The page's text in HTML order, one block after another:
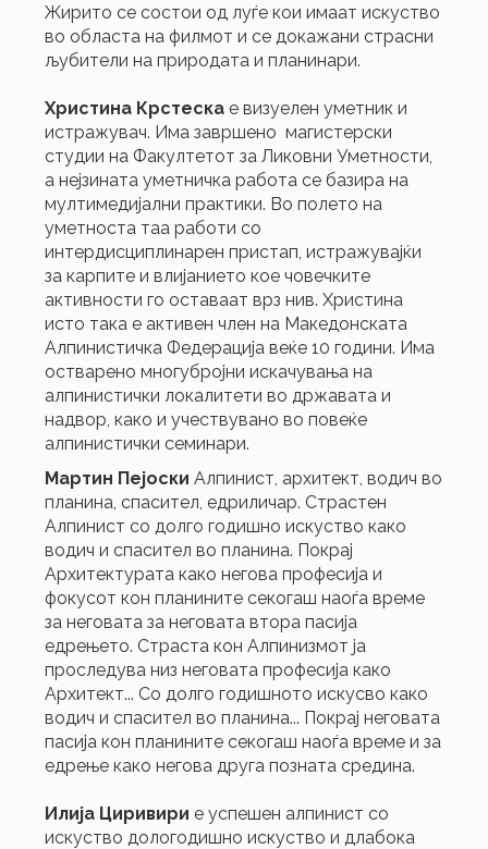
Жирито се состои од луѓе кои имаат искуство
во областа на филмот и се докажани страсни
љубители на природата и планинари.
Христина Крстеска е визуелен уметник и
истражувач. Има завршено магистерски
студии на Факултетот за Ликовни Уметности,
а нејзината уметничка работа се базира на
мултимедијални практики. Во полето на
уметноста таа работи со
интердисциплинарен пристап, истражувајќи
за карпите и влијанието кое човечките
активности го оставаат врз нив. Христина
исто така е активен член на Македонската
Алпинистичка Федерација веќе 10 години. Има
остварено многубројни искачувања на
алпинистички локалитети во државата и
надвор, како и учествувано во повеќе
алпинистички семинари.
Мартин Пејоски Алпинист, архитект, водич во
планина, спасител, едриличар. Страстен
Алпинист со долго годишно искуство како
водич и спасител во планина. Покрај
Архитектурата како негова професија и
фокусот кон планините секогаш наоѓа време
за неговата за неговата втора пасија
едрењето. Страста кон Алпинизмот ја
проследува низ неговата професија како
Архитект... Со долго годишното искусво како
водич и спасител во планина... Покрај неговата
пасија кон планините секогаш наоѓа време и за
едрење како негова друга позната средина.
Илија Циривири е успешен алпинист со
искуство дологодишно искуство и длабока